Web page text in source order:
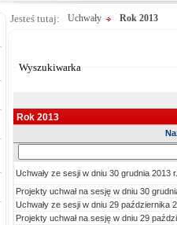
Jesteś tutaj: Uchwały Rok 2013
Wyszukiwarka
Rok 2013
w
Uchwały ze sesji w dniu 30 grudnia 2013 r.
Projekty uchwał na sesję w dniu 30
Uchwały ze sesji w dniu 29 października
Projekty uchwał na sesję w dniu 29